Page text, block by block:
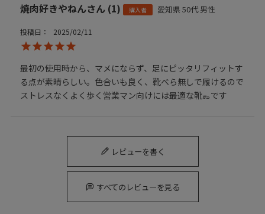
焼肉好きやねん 1 購入者 愛知県 50代 男性
投稿日 2025/02/11
最初の使用時から、マメにならず、足にピッタリフィットす
る点が素晴らしい。色合いも良く、靴べら無しで履けるので
ストレスなくよく歩く営業マン向けには最適な靴👞です
レビューを書く
すべてのレビューを見る